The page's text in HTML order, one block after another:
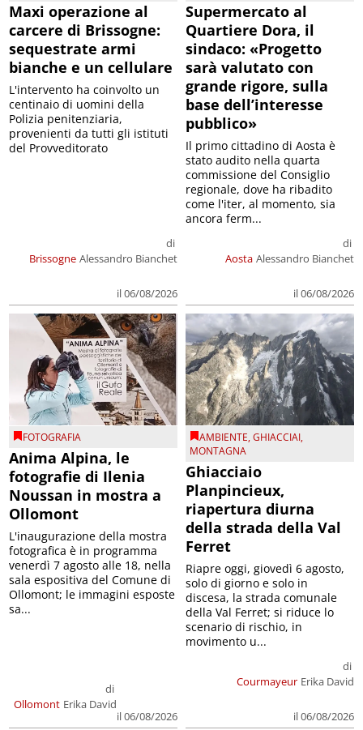
Maxi operazione al
carcere di Brissogne:
sequestrate armi
bianche e un cellulare
Brissogne
di
Alessandro Bianchet
il 06/08/2026
L'intervento ha coinvolto un
centinaio di uomini della
Polizia penitenziaria,
provenienti da tutti gli istituti
del Provveditorato
Supermercato al
Quartiere Dora, il
sindaco: «Progetto
sarà valutato con
grande rigore, sulla
base dell’interesse
pubblico»
Aosta
di
Alessandro Bianchet
il 06/08/2026
Il primo cittadino di Aosta è
stato audito nella quarta
commissione del Consiglio
regionale, dove ha ribadito
come l'iter, al momento, sia
ancora ferm...
FOTOGRAFIA
Anima Alpina, le
fotografie di Ilenia
Noussan in mostra a
Ollomont
Ollomont
di
Erika David
il 06/08/2026
L'inaugurazione della mostra
fotografica è in programma
venerdì 7 agosto alle 18, nella
sala espositiva del Comune di
Ollomont; le immagini esposte
sa...
AMBIENTE,GHIACCIAI,
MONTAGNA
Ghiacciaio
Planpincieux,
riapertura diurna
della strada della Val
Ferret
Courmayeur
di
Erika David
il 06/08/2026
Riapre oggi, giovedì 6 agosto,
solo di giorno e solo in
discesa, la strada comunale
della Val Ferret; si riduce lo
scenario di rischio, in
movimento u...